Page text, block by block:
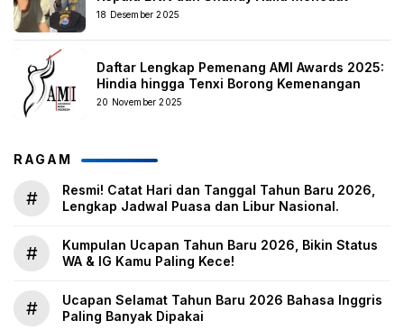
18 Desember 2025
Daftar Lengkap Pemenang AMI Awards 2025:
Hindia hingga Tenxi Borong Kemenangan
20 November 2025
RAGAM
#
Resmi! Catat Hari dan Tanggal Tahun Baru 2026,
Lengkap Jadwal Puasa dan Libur Nasional.
#
Kumpulan Ucapan Tahun Baru 2026, Bikin Status
WA & IG Kamu Paling Kece!
#
Ucapan Selamat Tahun Baru 2026 Bahasa Inggris
Paling Banyak Dipakai